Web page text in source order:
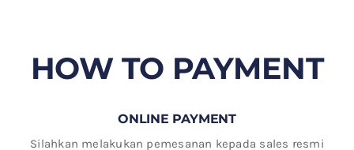
HOW TO PAYMENT
ONLINE PAYMENT
Silahkan melakukan pemesanan kepada sales resmi